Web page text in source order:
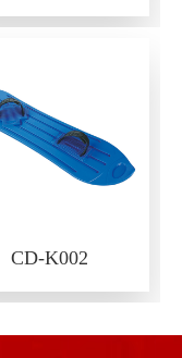
CD-K002